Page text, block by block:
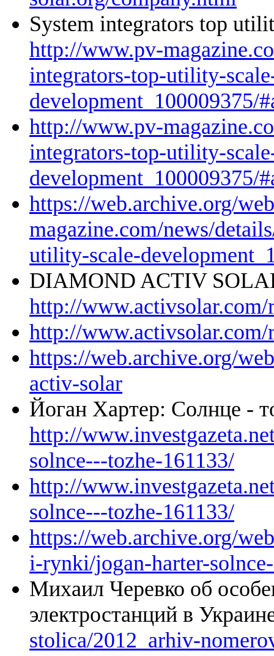
System integrators top
http://www.pv-
integrators-top-utility-
development_100009375/
http://www.pv-
integrators-top-utility-
development_100009375/
https://web.archive.org/
magazine.com/news/
utility-scale-
DIAMOND ACTIV
http://
http://
https://web.archive.org/
activ-solar
Йоган Хартер: Солнце -
http://
solnce---tozhe-161133/
http://
solnce---tozhe-161133/
https://web.archive.org/
i-rynki/jogan-harter-
Михаил Черевко об
электростанций в
stolica/2012_arhiv-